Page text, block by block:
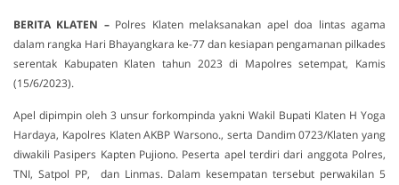
BERITA KLATEN – Polres Klaten melaksanakan apel doa lintas agama
dalam rangka Hari Bhayangkara ke-77 dan kesiapan pengamanan pilkades
serentak Kabupaten Klaten tahun 2023 di Mapolres setempat, Kamis
(15/6/2023).
Apel dipimpin oleh 3 unsur forkompinda yakni Wakil Bupati Klaten H Yoga
Hardaya, Kapolres Klaten AKBP Warsono., serta Dandim 0723/Klaten yang
diwakili Pasipers Kapten Pujiono. Peserta apel terdiri dari anggota Polres,
TNI, Satpol PP, dan Linmas. Dalam kesempatan tersebut perwakilan 5